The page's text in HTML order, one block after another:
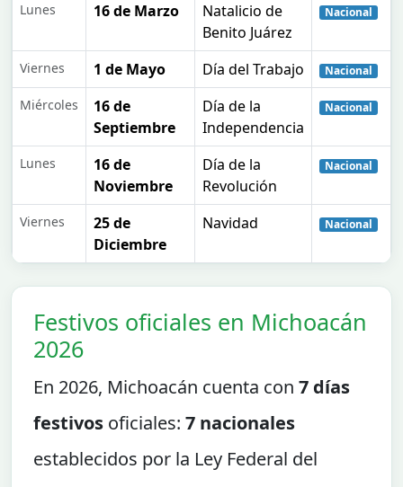
Lunes 16 de Marzo
Natalicio de
Benito Juárez
Nacional
Viernes 1 de Mayo Día del Trabajo Nacional
Miércoles
16 de
Septiembre
Día de la
Independencia
Nacional
Lunes
16 de
Noviembre
Día de la
Revolución
Nacional
Viernes
25 de
Diciembre
Navidad Nacional
Festivos oficiales en Michoacán
2026
En 2026, Michoacán cuenta con 7 días
festivos oficiales: 7 nacionales
establecidos por la Ley Federal del